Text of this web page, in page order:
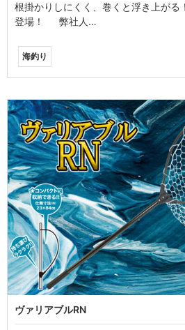
根掛かりしにくく、巻くと浮き上がる
登場！ 弊社人…
海釣り
ヴァリアブルRN